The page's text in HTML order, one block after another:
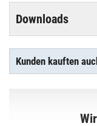
Downloads
Kunden kauften